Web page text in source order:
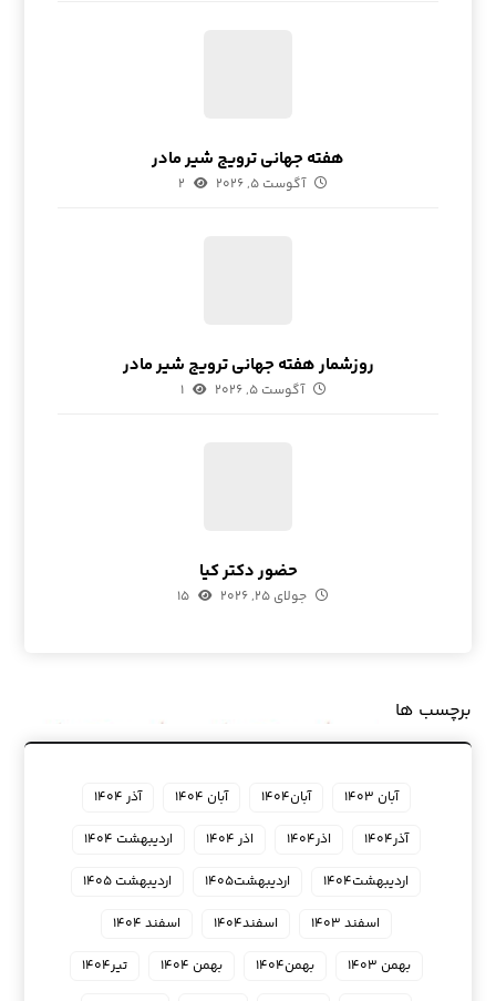
هفته جهانی ترویج شیر مادر
آگوست ۵, ۲۰۲۶ ۲
روزشمار هفته جهانی ترویج شیر مادر
آگوست ۵, ۲۰۲۶ ۱
حضور دکتر کیا
جولای ۲۵, ۲۰۲۶ ۱۵
برچسب ها
آبان ۱۴۰۳ آبان۱۴۰۴ آبان ۱۴۰۴
آذر ۱۴۰۴
آذر۱۴۰۴
اذر۱۴۰۴ اذر ۱۴۰۴
اردیبهشت ۱۴۰۴
اردیبهشت۱۴۰۴
اردیبهشت۱۴۰۵
اردیبهشت ۱۴۰۵
اسفند ۱۴۰۳
اسفند۱۴۰۴
اسفند ۱۴۰۴
بهمن ۱۴۰۳
بهمن۱۴۰۴ بهمن ۱۴۰۴
تیر۱۴۰۴